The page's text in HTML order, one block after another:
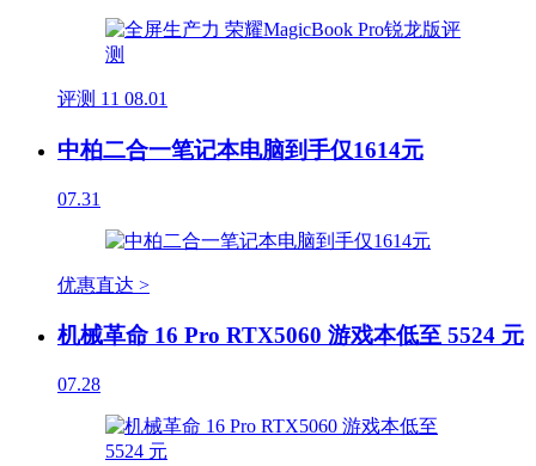
评测 11 08.01
中柏二合一笔记本电脑到手仅1614元
07.31
优惠直达 >
机械革命 16 Pro RTX5060 游戏本低至 5524 元
07.28